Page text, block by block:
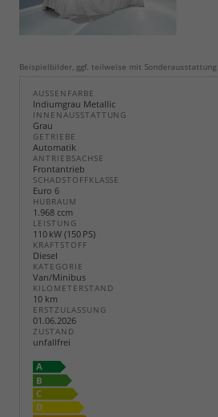
Beispielbilder, ggf. teilweise mit Sonderausstattung
AUSSENFARBE
Indiumgrau Metallic
INNENAUSSTATTUNG
Grau
GETRIEBE
Automatik
ANTRIEBSACHSE
Frontantrieb
SCHADSTOFFKLASSE
Euro 6
HUBRAUM
1.968 ccm
LEISTUNG
110 kW (150 PS)
KRAFTSTOFF
Diesel
KATEGORIE
Van/Minibus
KILOMETERSTAND
10 km
ERSTZULASSUNG
01.06.2026
ZUSTAND
unfallfrei